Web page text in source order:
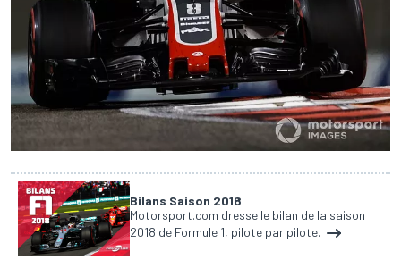
Bilans Saison 2018
Motorsport.com dresse le bilan de la saison
2018 de Formule 1, pilote par pilote.